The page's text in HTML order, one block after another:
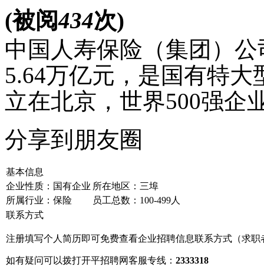
(被阅434次)
中国人寿保险（集团）
5.64万亿元，是国有特
立在北京，世界500强企
分享到朋友圈
基本信息
企业性质：国有企业 所在地区：三埠
所属行业：保险
员工总数：100-499人
联系方式
注册填写个人简历即可免费查看企业招聘信息联系方式（求
如有疑问可以拨打开平招聘网客服专线： 2333318